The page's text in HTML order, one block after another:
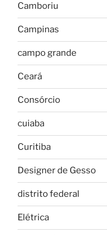
Camboriu
Campinas
campo grande
Ceará
Consórcio
cuiaba
Curitiba
Designer de Gesso
distrito federal
Elétrica